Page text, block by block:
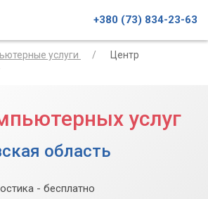
+380 (73) 834-23-63
услуги
Центр
услуг
область
- бесплатно